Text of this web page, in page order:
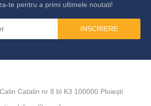
te pentru a primi ultimele noutati!
INSCRIERE
Catalin nr 8 bl K3 100000 Ploiești